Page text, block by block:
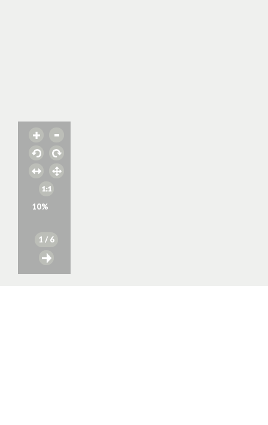
10%
1 / 6